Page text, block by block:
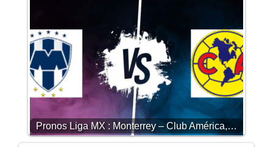
Pronos Liga MX : Monterrey – Club América,…